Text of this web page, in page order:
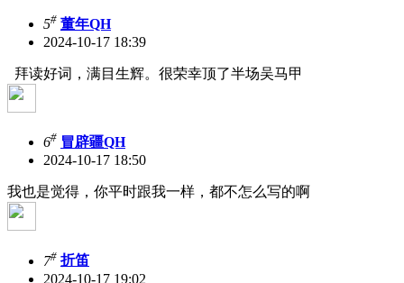
5# 董年QH
2024-10-17 18:39
拜读好词，满目生辉。很荣幸顶了半场吴马甲
6# 冒辟疆QH
2024-10-17 18:50
我也是觉得，你平时跟我一样，都不怎么写的啊
7# 折笛
2024-10-17 19:02